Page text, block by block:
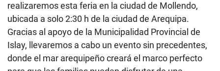
realizaremos esta feria en la ciudad de Mollendo,
ubicada a solo 2:30 h de la ciudad de Arequipa.
Gracias al apoyo de la Municipalidad Provincial de
Islay, llevaremos a cabo un evento sin precedentes,
donde el mar arequipeño creará el marco perfecto